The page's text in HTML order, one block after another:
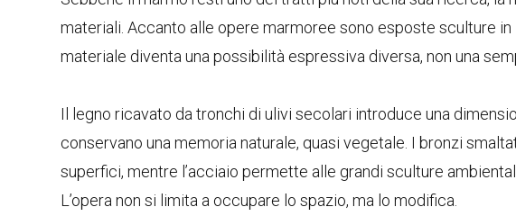
materiali. Accanto alle opere marmoree sono esposte sculture
materiale diventa una possibilità espressiva diversa, non una
Il legno ricavato da tronchi di ulivi secolari introduce una
conservano una memoria naturale, quasi vegetale. I bronzi
superfici, mentre l’acciaio permette alle grandi sculture
L’opera non si limita a occupare lo spazio, ma lo modifica.